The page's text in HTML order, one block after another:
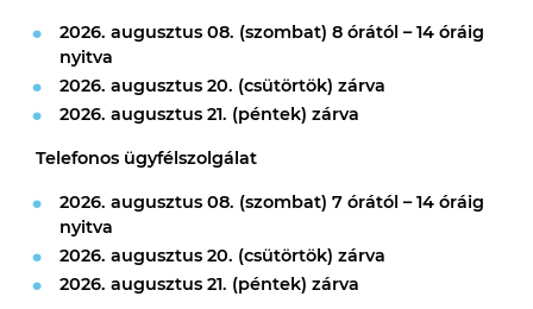
2026. augusztus 08. (szombat) 8 órától – 14 óráig
nyitva
2026. augusztus 20. (csütörtök) zárva
2026. augusztus 21. (péntek) zárva
Telefonos ügyfélszolgálat
2026. augusztus 08. (szombat) 7 órától – 14 óráig
nyitva
2026. augusztus 20. (csütörtök) zárva
2026. augusztus 21. (péntek) zárva